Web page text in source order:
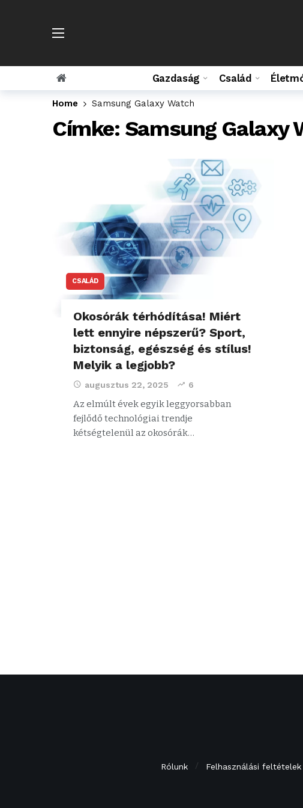
Gazdaság Család
Home Samsung Galaxy Watch
Címke: Samsung Galaxy
CSALÁD
Okosórák térhódítása! Miért
lett ennyire népszerű? Sport,
biztonság, egészség és stílus!
Melyik a legjobb?
augusztus 22, 2025 6
Az elmúlt évek egyik leggyorsabban
fejlődő technológiai trendje
kétségtelenül az okosórák…
Rólunk Felhasználási feltételek